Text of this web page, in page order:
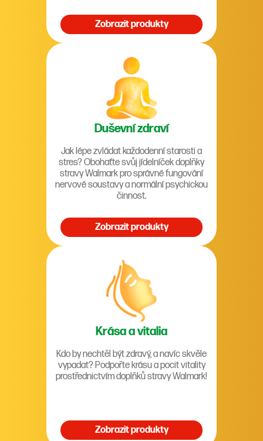
Zobrazit produkty
Duševní zdraví
Jak lépe zvládat každodenní starosti a
stres? Obohaťte svůj jídelníček doplňky
stravy Walmark pro správné fungování
nervové soustavy a normální psychickou
činnost.
Zobrazit produkty
Krása a vitalia
Kdo by nechtěl být zdravý, a navíc skvěle
vypadat? Podpořte krásu a pocit vitality
prostřednictvím doplňků stravy Walmark!
Zobrazit produkty